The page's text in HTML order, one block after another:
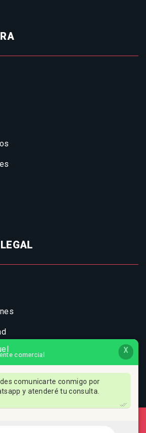
comercial
X
comunicarte conmigo por
y atenderé tu consulta.